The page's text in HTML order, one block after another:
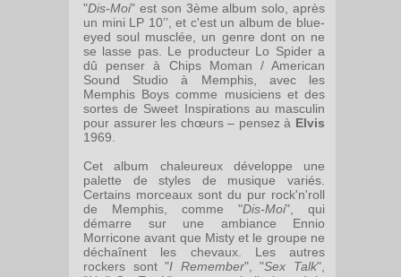
"Dis-Moi" est son 3ème album solo, après
un mini LP 10’’, et c'est un album de blue-
eyed soul musclée, un genre dont on ne
se lasse pas. Le producteur Lo Spider a
dû penser à Chips Moman / American
Sound Studio à Memphis, avec les
Memphis Boys comme musiciens et des
sortes de Sweet Inspirations au masculin
pour assurer les chœurs – pensez à Elvis
1969.
Cet album chaleureux développe une
palette de styles de musique variés.
Certains morceaux sont du pur rock'n'roll
de Memphis, comme "Dis-Moi", qui
démarre sur une ambiance Ennio
Morricone avant que Misty et le groupe ne
déchaînent les chevaux. Les autres
rockers sont "I Remember", "Sex Talk",